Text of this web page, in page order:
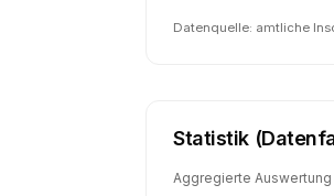
Datenquelle: amtliche
Statistik
Aggregierte